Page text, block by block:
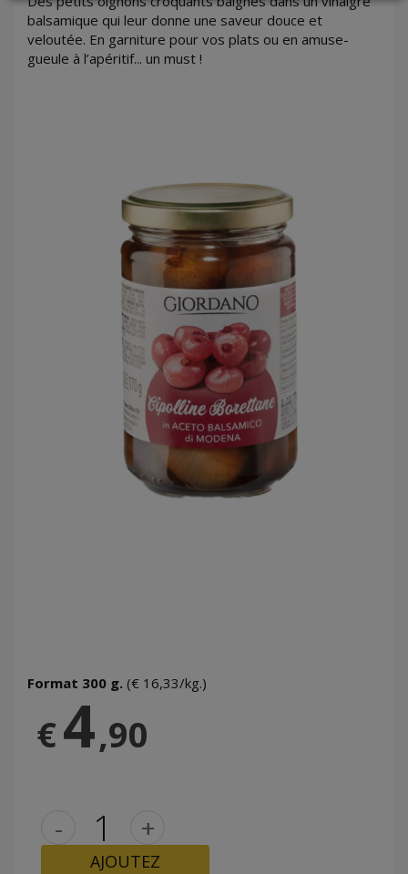
balsamique qui leur donne une saveur douce et
veloutée. En garniture pour vos plats ou en amuse-
gueule à l’apéritif... un must !
Format 300 g. (€ 16,33/kg.)
€4,90
- +
AJOUTEZ